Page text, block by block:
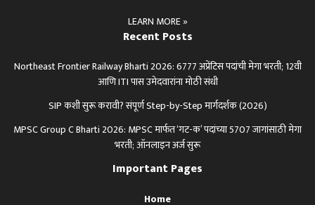
LEARN MORE »
Recent Posts
Northeast Frontier Railway Bharti 2026: 6777 अप्रेंटिस पदांची मेगा भरती; 12वी
आणि ITI पास उमेदवारांना मोठी संधी
SIP कशी सुरू करावी? संपूर्ण Step-by-Step मार्गदर्शक (2026)
MPSC Group C Bharti 2026: MPSC मार्फत ‘गट-क’ पदांच्या 5707 जागांसाठी मेगा
भरती; ऑनलाइन अर्ज सुरू
Important Pages
Home